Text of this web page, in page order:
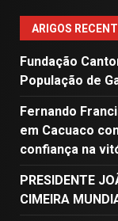
ARIGOS
Fundação
População de
Fernando
em Cacuaco
confiança na
PRESIDENTE
CIMEIRA